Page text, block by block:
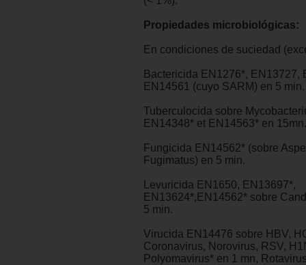
Propiedades microbiológicas:
En condiciones de suciedad
Bactericida EN1276*, EN13727,
EN14561 (cuyo SARM) en 5 min.
Tuberculocida sobre
EN14348* et EN14563* en 15mn.
Fungicida EN14562* (sobre
Fugimatus) en 5 min.
Levuricida EN1650, EN13697*,
EN13624*,EN14562* sobre
5 min.
Virucida EN14476 sobre HBV,
Coronavirus, Norovirus, RSV,
Polyomavirus* en 1 mn,